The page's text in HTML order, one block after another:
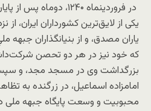
در فروردینماه ۱۲۴۰،
یکی از لایق‌ترین کشورداران ایران،
یاران مصدق، و از بنیانگذاران جبهه
که خود نیز در هر دو تحصن
بزرگداشت وی در مسجد مجد، و
امامزاده اسماعیل، در زرگنده به
محبوبیت و وسعت پایگاه جبهه ملی